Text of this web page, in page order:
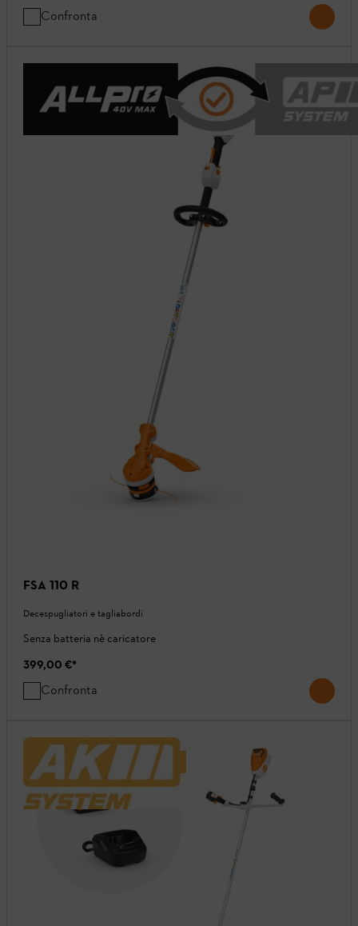
Confronta
FSA 110 R
Decespugliatori e tagliabordi
Senza batteria nè caricatore
399,00 €*
Confronta